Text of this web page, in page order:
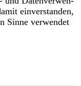
ein­ver­standen,
Sinne ver­wendet